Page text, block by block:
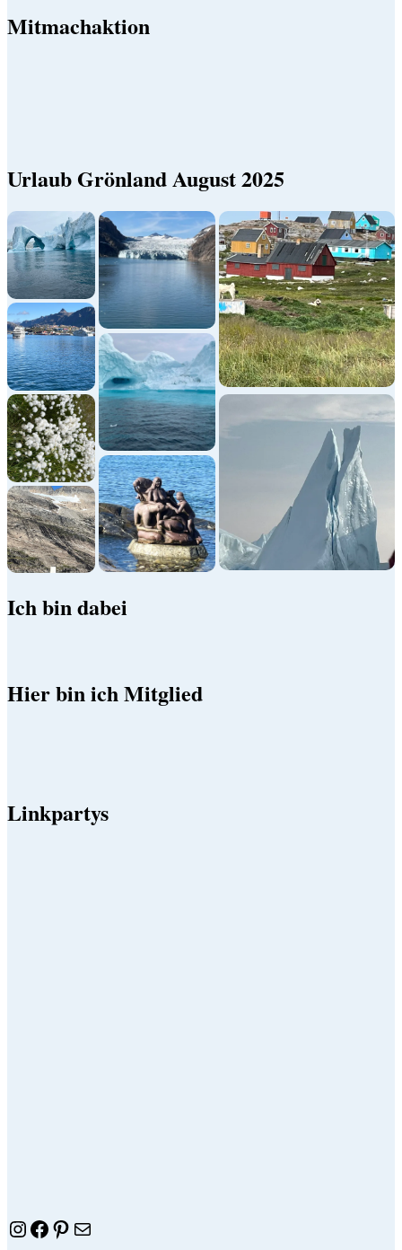
Mitmachaktion
Urlaub Grönland August 2025
Ich bin dabei
Hier bin ich Mitglied
Linkpartys
Instagram
Facebook
Pinterest
E-Mail